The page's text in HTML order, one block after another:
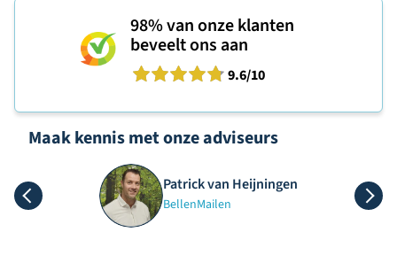
98%van onze klanten
beveelt ons aan
9.6/10
Maak kennis met onze adviseurs
Patrick van Heijningen
BellenMailen